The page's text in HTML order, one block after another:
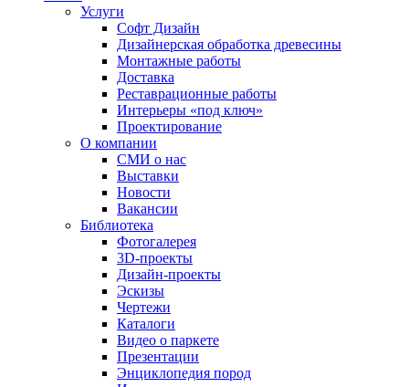
Услуги
Софт Дизайн
Дизайнерская обработка древесины
Монтажные работы
Доставка
Реставрационные работы
Интерьеры «под ключ»
Проектирование
О компании
СМИ о нас
Выставки
Новости
Вакансии
Библиотека
Фотогалерея
3D-проекты
Дизайн-проекты
Эскизы
Чертежи
Каталоги
Видео о паркете
Презентации
Энциклопедия пород